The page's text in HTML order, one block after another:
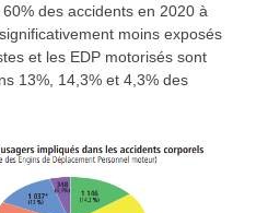
des accidents en 2020 à
moins exposés
et les EDP motorisés sont
13%, 14,3% et 4,3% des